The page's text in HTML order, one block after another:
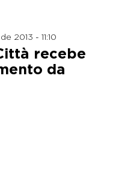
2013 - 11:10
recebe
da